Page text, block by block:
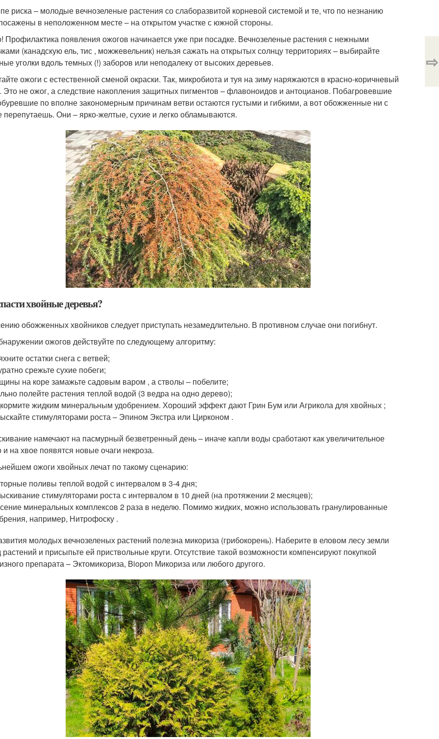
риска – молодые вечнозеленые растения со слаборазвитой корневой системой и те, что по незнанию
в неположенном месте – на открытом участке с южной стороны.
Профилактика появления ожогов начинается уже при посадке. Вечнозеленые растения с нежными
(канадскую ель, тис , можжевельник) нельзя сажать на открытых солнцу территориях – выбирайте
уголки вдоль темных (!) заборов или неподалеку от высоких деревьев.
ожоги с естественной сменой окраски. Так, микробиота и туя на зиму наряжаются в красно-коричневый
Это не ожог, а следствие накопления защитных пигментов – флавоноидов и антоцианов. Побагровевшие
по вполне закономерным причинам ветви остаются густыми и гибкими, а вот обожженные ни с
перепутаешь. Они – ярко-желтые, сухие и легко обламываются.
хвойные деревья?
обожженных хвойников следует приступать незамедлительно. В противном случае они погибнут.
ожогов действуйте по следующему алгоритму:
остатки снега с ветвей;
срежьте сухие побеги;
на коре замажьте садовым варом , а стволы – побелите;
полейте растения теплой водой (3 ведра на одно дерево);
жидким минеральным удобрением. Хороший эффект дают Грин Бум или Агрикола для хвойных ;
стимуляторами роста – Эпином Экстра или Цирконом .
намечают на пасмурный безветренный день – иначе капли воды сработают как увеличительное
и на хвое появятся новые очаги некроза.
ожоги хвойных лечат по такому сценарию:
поливы теплой водой с интервалом в 3-4 дня;
стимуляторами роста с интервалом в 10 дней (на протяжении 2 месяцев);
минеральных комплексов 2 раза в неделю. Помимо жидких, можно использовать гранулированные
например, Нитрофоску .
молодых вечнозеленых растений полезна микориза (грибокорень). Наберите в еловом лесу земли
растений и присыпьте ей приствольные круги. Отсутствие такой возможности компенсируют покупкой
препарата – Эктомикориза, Biopon Микориза или любого другого.
⇨